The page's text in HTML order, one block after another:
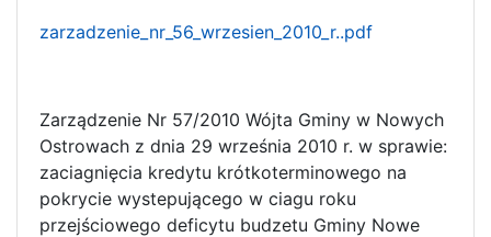
zarzadzenie_nr_56_wrzesien_2010_r..pdf
Zarządzenie Nr 57/2010 Wójta Gminy w Nowych
Ostrowach z dnia 29 września 2010 r. w sprawie:
zaciagnięcia kredytu krótkoterminowego na
pokrycie wystepującego w ciagu roku
przejściowego deficytu budzetu Gminy Nowe